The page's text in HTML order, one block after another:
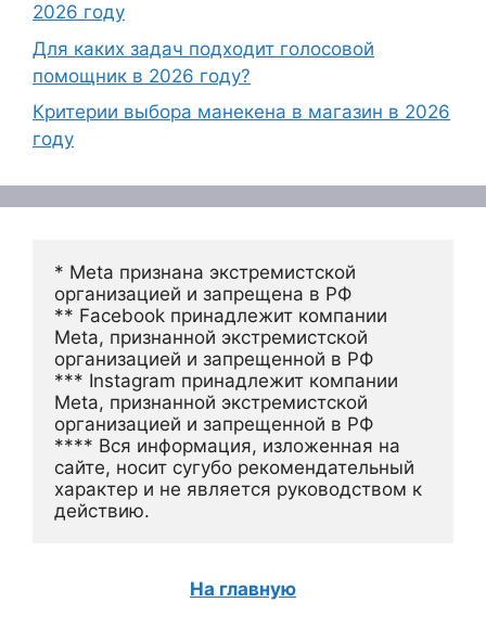
2026 году
Для каких задач подходит голосовой
помощник в 2026 году?
Критерии выбора манекена в магазин в 2026
году
* Meta признана экстремистской
организацией и запрещена в РФ
** Facebook принадлежит компании
Meta, признанной экстремистской
организацией и запрещенной в РФ
*** Instagram принадлежит компании
Meta, признанной экстремистской
организацией и запрещенной в РФ
**** Вся информация, изложенная на
сайте, носит сугубо рекомендательный
характер и не является руководством к
действию.
На главную